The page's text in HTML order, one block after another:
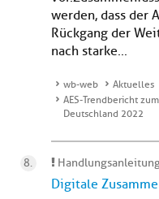
werden, dass der
Rückgang der
nach starke...
wb-web
Aktuelles
AES-Trendbericht
Deutschland 2022
Digitale